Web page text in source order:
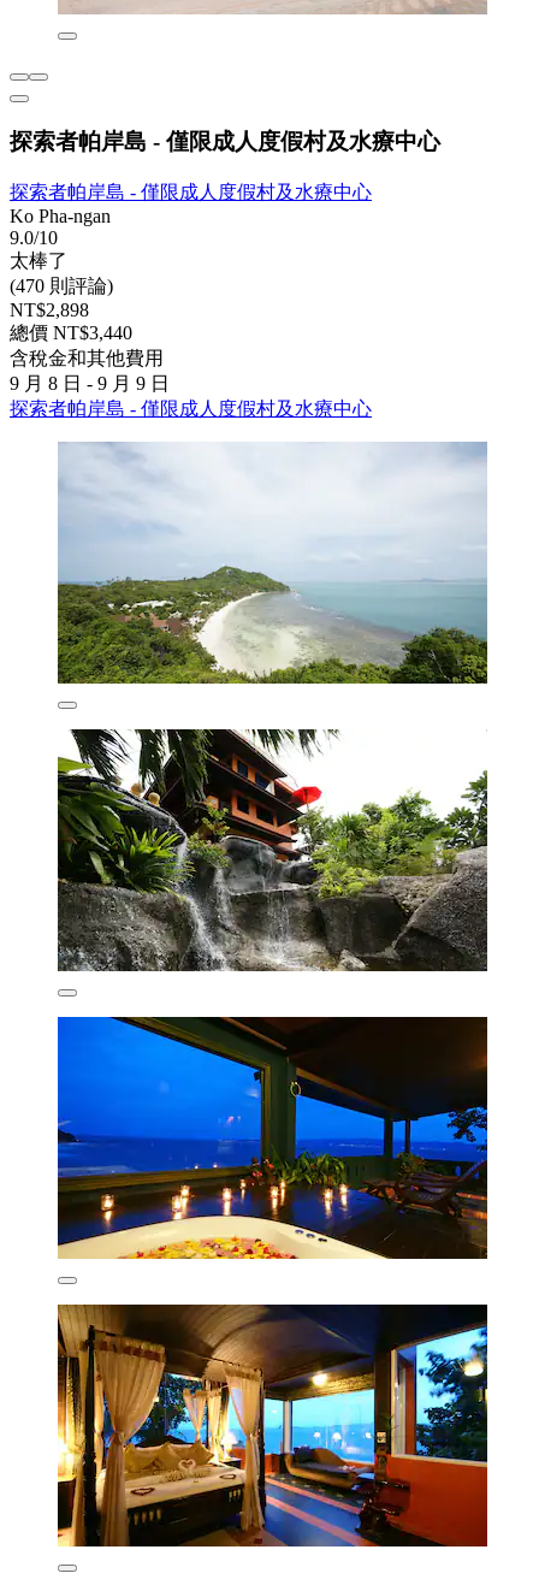
探索者帕岸島 - 僅限成人度假村及水療中心
探索者帕岸島 - 僅限成人度假村及水療中心
Ko Pha-ngan
9.0/10
太棒了
(470 則評論)
NT$2,898
總價 NT$3,440
含稅金和其他費用
9 月 8 日 - 9 月 9 日
探索者帕岸島 - 僅限成人度假村及水療中心